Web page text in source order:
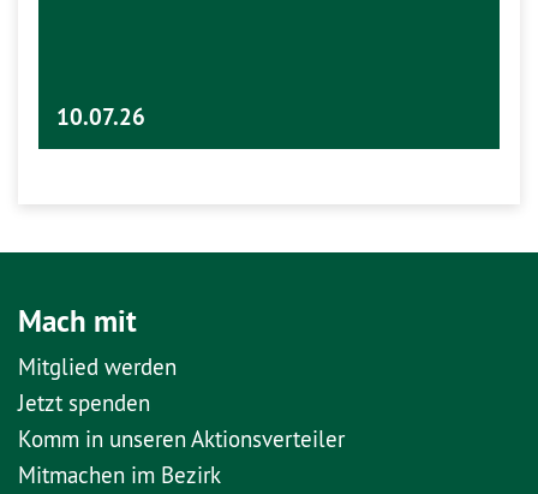
10.07.26
Mach mit
Mitglied werden
Jetzt spenden
Komm in unseren Aktionsverteiler
Mitmachen im Bezirk